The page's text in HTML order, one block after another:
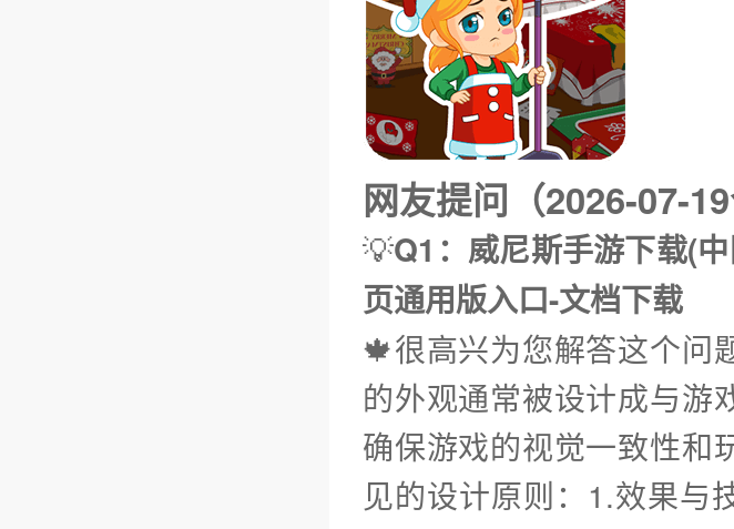
网友提问（2026-07-19
💡Q1：威尼斯手游下载(
页通用版入口-文档下载
🍁很高兴为您解答这个问
的外观通常被设计成与游
确保游戏的视觉一致性和
见的设计原则：1.效果与